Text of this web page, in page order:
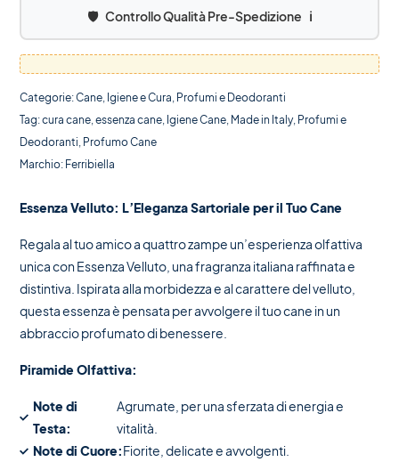
🛡️ Controllo Qualità Pre-Spedizione ℹ️
Categorie:Cane, Igiene e Cura, Profumi e Deodoranti
Tag:cura cane,essenza cane, Igiene Cane, Made in Italy, Profumi e
Deodoranti, Profumo Cane
Marchio: Ferribiella
Essenza Velluto: L’Eleganza Sartoriale per il Tuo Cane
Regala al tuo amico a quattro zampe un’esperienza olfattiva
unica con Essenza Velluto, una fragranza italiana raffinata e
distintiva. Ispirata alla morbidezza e al carattere del velluto,
questa essenza è pensata per avvolgere il tuo cane in un
abbraccio profumato di benessere.
Piramide Olfattiva:
Note di
Testa:
Agrumate, per una sferzata di energia e
vitalità.
Note di Cuore:Fiorite, delicate e avvolgenti.